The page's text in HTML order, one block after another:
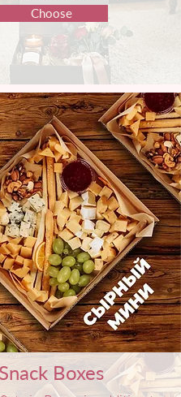
Choose
Snack Boxes